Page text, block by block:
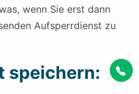
wenn Sie erst dann
Aufsperrdienst zu
speichern: